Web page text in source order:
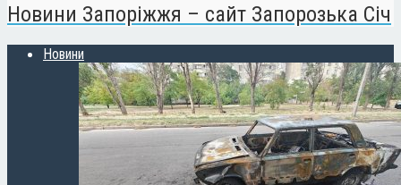
Новини Запоріжжя – сайт Запорозька Січ
Новини